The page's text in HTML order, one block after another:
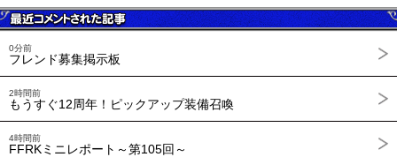
0分前
フレンド募集掲示板
2時間前
もうすぐ12周年！ピックアップ装備召喚
4時間前
FFRKミニレポート～第105回～